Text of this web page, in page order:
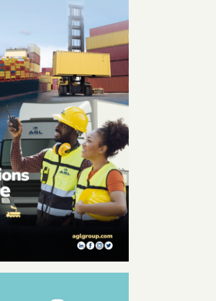
LES ÉCHOS DE NOTRE